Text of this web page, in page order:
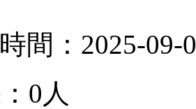
間：2025-
0人